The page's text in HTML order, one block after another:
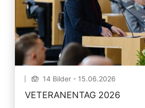
14 Bilder - 15.06.2026
VETERANENTAG 2026